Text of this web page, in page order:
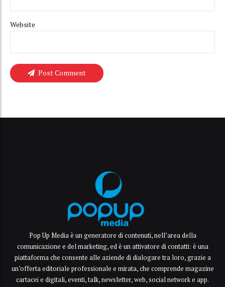
Website
Post Comment
Pop Up Media è un generatore di contenuti, nell’area della
comunicazione e del marketing, ed è un attivatore di contatti: è una
piattaforma che consente alle aziende di dialogare tra loro, grazie a
un’offerta editoriale professionale e mirata, che comprende magazine
cartacei e digitali, eventi, talk, newsletter, web, social network e app.